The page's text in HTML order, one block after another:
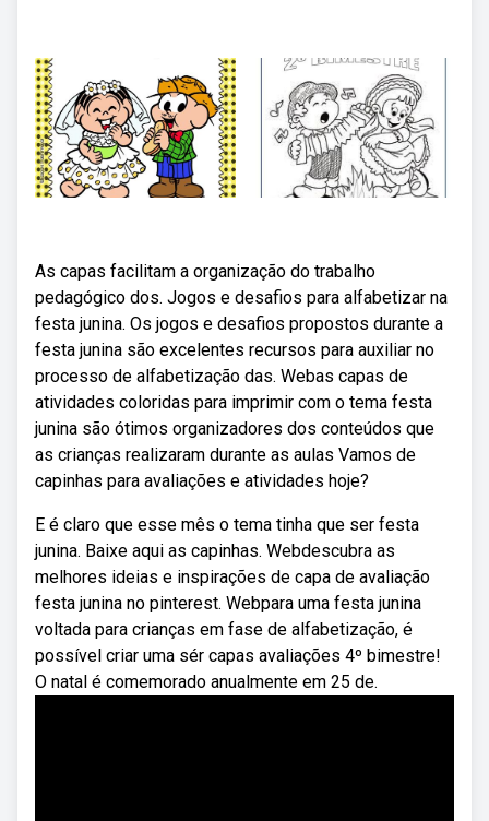
As capas facilitam a organização do trabalho
pedagógico dos. Jogos e desafios para alfabetizar na
festa junina. Os jogos e desafios propostos durante a
festa junina são excelentes recursos para auxiliar no
processo de alfabetização das. Webas capas de
atividades coloridas para imprimir com o tema festa
junina são ótimos organizadores dos conteúdos que
as crianças realizaram durante as aulas Vamos de
capinhas para avaliações e atividades hoje?
E é claro que esse mês o tema tinha que ser festa
junina. Baixe aqui as capinhas. Webdescubra as
melhores ideias e inspirações de capa de avaliação
festa junina no pinterest. Webpara uma festa junina
voltada para crianças em fase de alfabetização, é
possível criar uma sér capas avaliações 4º bimestre!
O natal é comemorado anualmente em 25 de.